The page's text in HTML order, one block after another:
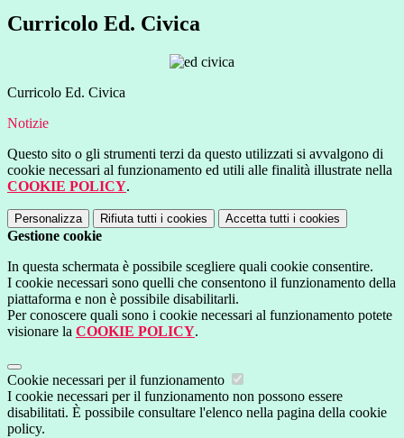
Curricolo Ed. Civica
Curricolo Ed. Civica
Notizie
Questo sito o gli strumenti terzi da questo utilizzati si avvalgono di
cookie necessari al funzionamento ed utili alle finalità illustrate nella
COOKIE POLICY.
Personalizza Rifiuta tutti i cookies Accetta tutti i cookies
Gestione cookie
In questa schermata è possibile scegliere quali cookie consentire.
I cookie necessari sono quelli che consentono il funzionamento della
piattaforma e non è possibile disabilitarli.
Per conoscere quali sono i cookie necessari al funzionamento potete
visionare la COOKIE POLICY.
Cookie necessari per il funzionamento
I cookie necessari per il funzionamento non possono essere
disabilitati. È possibile consultare l'elenco nella pagina della cookie
policy.